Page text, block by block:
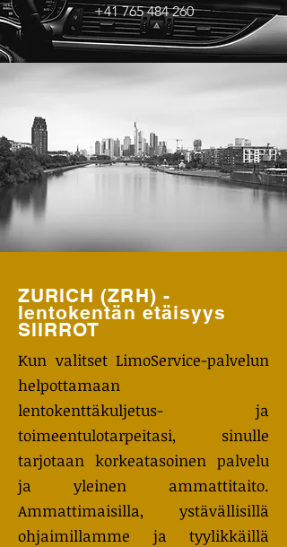
+41 765 484 260
ZURICH (ZRH) -
lentokentän etäisyys
SIIRROT
Kun valitset LimoService-palvelun
helpottamaan
lentokenttäkuljetus- ja
toimeentulotarpeitasi, sinulle
tarjotaan korkeatasoinen palvelu
ja yleinen ammattitaito.
Ammattimaisilla, ystävällisillä
ohjaimillamme ja tyylikkäillä